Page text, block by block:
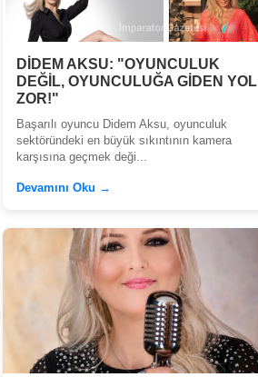
DİDEM AKSU: "OYUNCULUK
DEĞİL, OYUNCULUĞA GİDEN YOL
ZOR!"
Başarılı oyuncu Didem Aksu, oyunculuk
sektöründeki en büyük sıkıntının kamera
karşısına geçmek deği...
Devamını Oku →